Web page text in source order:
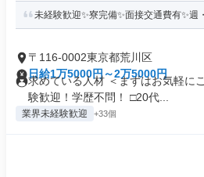
未経験歓迎✨寮完備✨面接交通費有✨週
〒116-0002東京都荒川区
日給1万5000円～2万5000円
求めている人材 ＜まずはお気軽に
験歓迎！学歴不問！ □20代...
業界未経験歓迎 +33個